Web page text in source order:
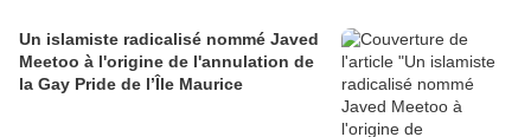
Un islamiste radicalisé nommé Javed
Meetoo à l'origine de l'annulation de
la Gay Pride de l’Île Maurice